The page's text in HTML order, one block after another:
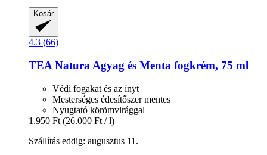
Kosár
4.3 (66)
TEA Natura Agyag és Menta fogkrém, 75 ml
Védi fogakat és az ínyt
Mesterséges édesítőszer mentes
Nyugtató körömvirággal
1.950 Ft (26.000 Ft / l)
Szállítás eddig: augusztus 11.